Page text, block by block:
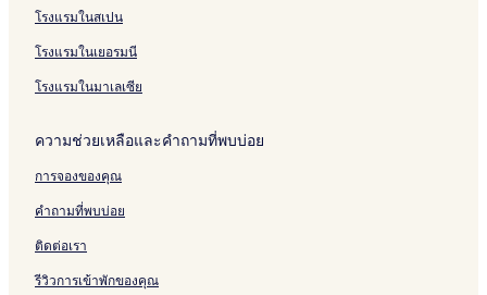
l
l
a
N
a
i
H
a
k
e
t
o
r
t
e
l
P
h
u
t
a
w
a
i
P
k
t
c
h
R
o
o
o
P
o
o
l
y
a
R
a
w
a
h
k
e
t
r
t
P
h
u
t
A
u
t
o
r
d
R
e
s
i
n
e
a
n
d
V
i
a
โรงแรมในสเปน
โรงแรมในเยอรมนี
โรงแรมในมาเลเซีย
ความช่วยเหลือและคำถามที่พบบ่อย
การจองของคุณ
คำถามที่พบบ่อย
ติดต่อเรา
รีวิวการเข้าพักของคุณ